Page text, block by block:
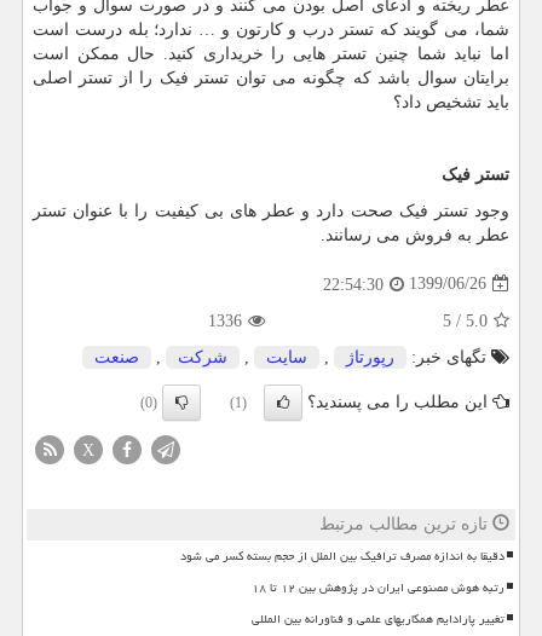
عطر ریخته و ادعای اصل بودن می کنند و در صورت سوال و جواب
شما، می گویند که تستر درب و کارتون و … ندارد؛ بله درست است
اما نباید شما چنین تستر هایی را خریداری کنید. حال ممکن است
برایتان سوال باشد که چگونه می توان تستر فیک را از تستر اصلی
باید تشخیص داد؟
تستر فیک
وجود تستر فیک صحت دارد و عطر های بی کیفیت را با عنوان تستر
عطر به فروش می رسانند.
1399/06/26
22:54:30
5.0
/
5
1336
تگهای خبر:
رپورتاژ سایت شركت صنعت
این مطلب را می پسندید؟ (1)
(0)
X
تازه ترین مطالب مرتبط
دقیقا به اندازه مصرف ترافیک بین الملل از حجم بسته کسر می شود
رتبه هوش مصنوعی ایران در پژوهش بین ۱۲ تا ۱۸
تغییر پارادایم همکاریهای علمی و فناورانه بین المللی